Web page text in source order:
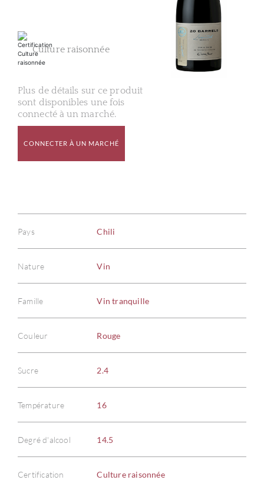
Culture raisonnée
Plus de détails sur ce produit
sont disponibles une fois
connecté à un marché.
CONNECTER À UN MARCHÉ
Pays Chili
Nature Vin
Famille Vin tranquille
Couleur Rouge
Sucre 2.4
Température 16
Degré d'alcool 14.5
Certification Culture raisonnée